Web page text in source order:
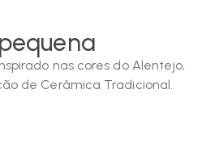
nas cores do Alentejo,
de Cerâmica Tradicional.